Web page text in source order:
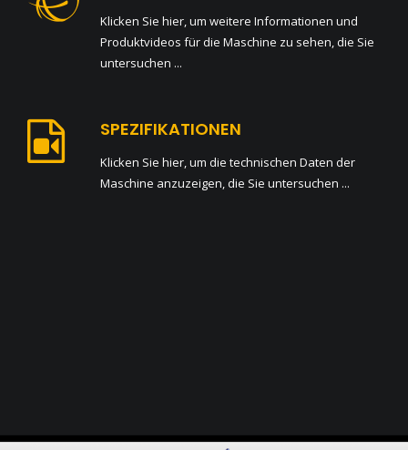
Klicken Sie hier, um weitere Informationen und
Produktvideos für die Maschine zu sehen, die Sie
untersuchen ...
SPEZIFIKATIONEN
Klicken Sie hier, um die technischen Daten der
Maschine anzuzeigen, die Sie untersuchen ...